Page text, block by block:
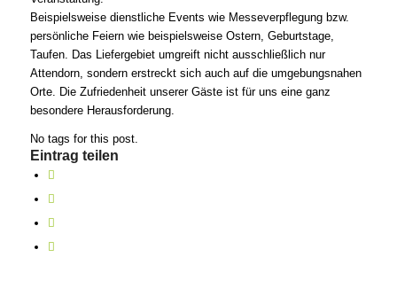
Beispielsweise dienstliche Events wie Messeverpflegung bzw.
persönliche Feiern wie beispielsweise Ostern, Geburtstage,
Taufen. Das Liefergebiet umgreift nicht ausschließlich nur
Attendorn, sondern erstreckt sich auch auf die umgebungsnahen
Orte. Die Zufriedenheit unserer Gäste ist für uns eine ganz
besondere Herausforderung.
No tags for this post.
Eintrag teilen